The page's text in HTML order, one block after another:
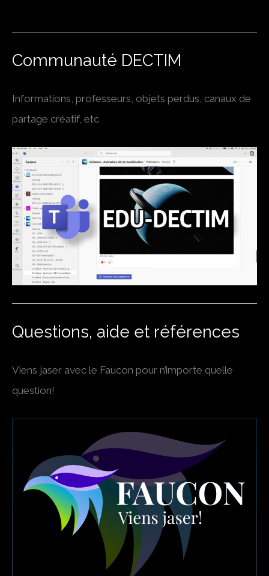
Communauté DECTIM
Informations, professeurs, objets perdus, canaux de
partage créatif, etc
Questions, aide et références
Viens jaser avec le Faucon pour n’importe quelle
question!